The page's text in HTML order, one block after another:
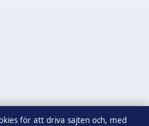
för att driva sajten och, med